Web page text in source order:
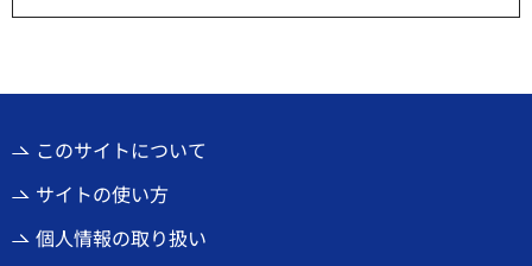
このサイトについて
サイトの使い方
個人情報の取り扱い